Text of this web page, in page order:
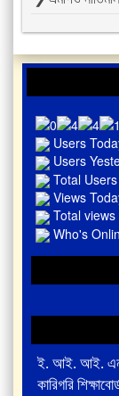
Users
Users
Total
Views
Total
Who's
ই. আই. আই.
কারিগরি